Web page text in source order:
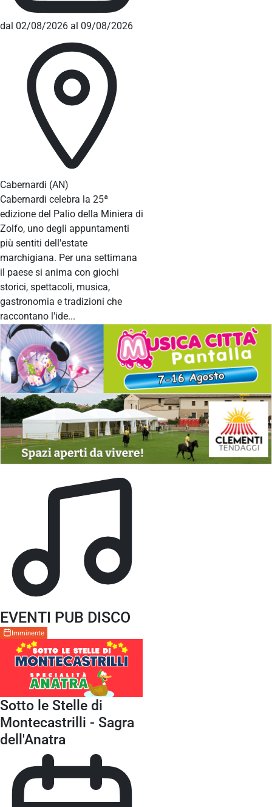
dal 02/08/2026 al 09/08/2026
Cabernardi (AN)
Cabernardi celebra la 25ª
edizione del Palio della Miniera di
Zolfo, uno degli appuntamenti
più sentiti dell'estate
marchigiana. Per una settimana
il paese si anima con giochi
storici, spettacoli, musica,
gastronomia e tradizioni che
raccontano l'ide...
EVENTI PUB DISCO
Imminente
Sotto le Stelle di
Montecastrilli - Sagra
dell'Anatra